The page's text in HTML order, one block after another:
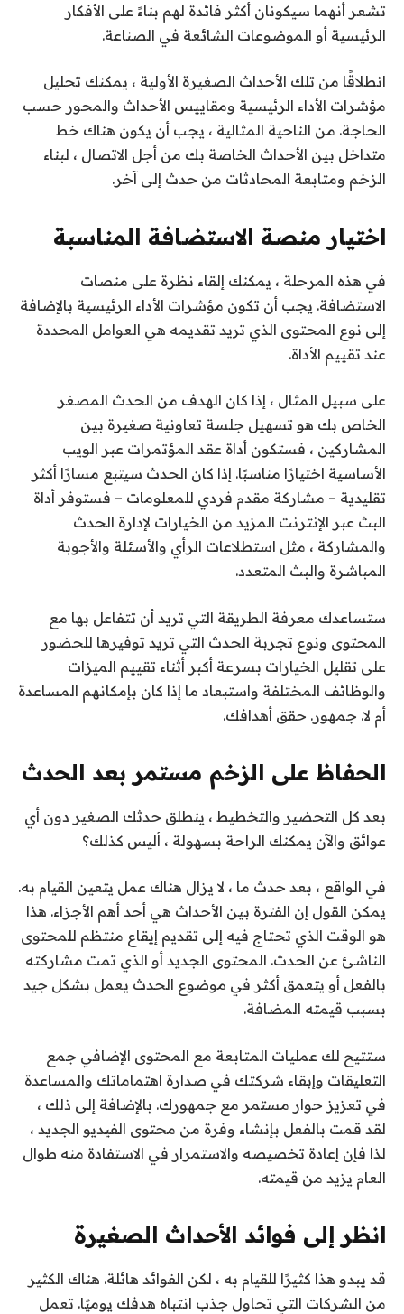
تشعر أنهما سيكونان أكثر فائدة لهم بناءً على الأفكار
الرئيسية أو الموضوعات الشائعة في الصناعة.
انطلاقًا من تلك الأحداث الصغيرة الأولية ، يمكنك تحليل
مؤشرات الأداء الرئيسية ومقاييس الأحداث والمحور حسب
الحاجة. من الناحية المثالية ، يجب أن يكون هناك خط
متداخل بين الأحداث الخاصة بك من أجل الاتصال ، لبناء
الزخم ومتابعة المحادثات من حدث إلى آخر.
اختيار منصة الاستضافة المناسبة
في هذه المرحلة ، يمكنك إلقاء نظرة على منصات
الاستضافة. يجب أن تكون مؤشرات الأداء الرئيسية بالإضافة
إلى نوع المحتوى الذي تريد تقديمه هي العوامل المحددة
عند تقييم الأداة.
على سبيل المثال ، إذا كان الهدف من الحدث المصغر
الخاص بك هو تسهيل جلسة تعاونية صغيرة بين
المشاركين ، فستكون أداة عقد المؤتمرات عبر الويب
الأساسية اختيارًا مناسبًا. إذا كان الحدث سيتبع مسارًا أكثر
تقليدية – مشاركة مقدم فردي للمعلومات – فستوفر أداة
البث عبر الإنترنت المزيد من الخيارات لإدارة الحدث
والمشاركة ، مثل استطلاعات الرأي والأسئلة والأجوبة
المباشرة والبث المتعدد.
ستساعدك معرفة الطريقة التي تريد أن تتفاعل بها مع
المحتوى ونوع تجربة الحدث التي تريد توفيرها للحضور
على تقليل الخيارات بسرعة أكبر أثناء تقييم الميزات
والوظائف المختلفة واستبعاد ما إذا كان بإمكانهم المساعدة
أم لا. جمهور. حقق أهدافك.
الحفاظ على الزخم مستمر بعد الحدث
بعد كل التحضير والتخطيط ، ينطلق حدثك الصغير دون أي
عوائق والآن يمكنك الراحة بسهولة ، أليس كذلك؟
في الواقع ، بعد حدث ما ، لا يزال هناك عمل يتعين القيام به.
يمكن القول إن الفترة بين الأحداث هي أحد أهم الأجزاء. هذا
هو الوقت الذي تحتاج فيه إلى تقديم إيقاع منتظم للمحتوى
الناشئ عن الحدث. المحتوى الجديد أو الذي تمت مشاركته
بالفعل أو يتعمق أكثر في موضوع الحدث يعمل بشكل جيد
بسبب قيمته المضافة.
ستتيح لك عمليات المتابعة مع المحتوى الإضافي جمع
التعليقات وإبقاء شركتك في صدارة اهتماماتك والمساعدة
في تعزيز حوار مستمر مع جمهورك. بالإضافة إلى ذلك ،
لقد قمت بالفعل بإنشاء وفرة من محتوى الفيديو الجديد ،
لذا فإن إعادة تخصيصه والاستمرار في الاستفادة منه طوال
العام يزيد من قيمته.
انظر إلى فوائد الأحداث الصغيرة
قد يبدو هذا كثيرًا للقيام به ، لكن الفوائد هائلة. هناك الكثير
من الشركات التي تحاول جذب انتباه هدفك يوميًا. تعمل